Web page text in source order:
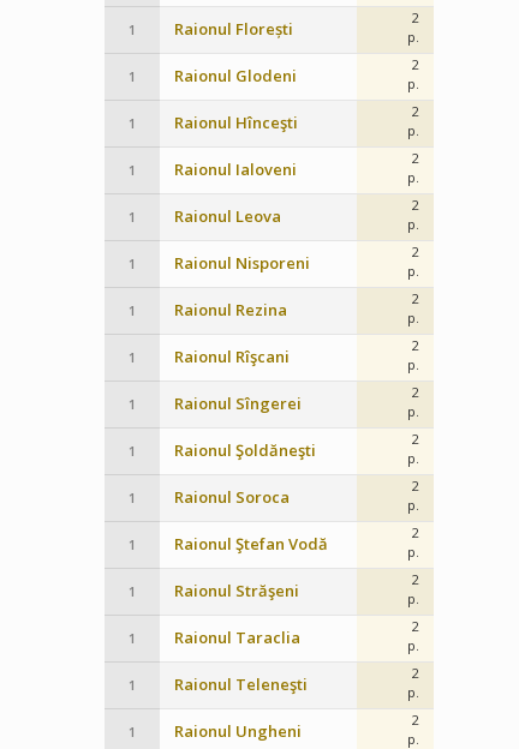
1 Raionul Florești
2
p.
1 Raionul Glodeni
2
p.
1 Raionul Hînceşti
2
p.
1 Raionul Ialoveni
2
p.
1 Raionul Leova
2
p.
1 Raionul Nisporeni
2
p.
1 Raionul Rezina
2
p.
1 Raionul Rîşcani
2
p.
1 Raionul Sîngerei
2
p.
1 Raionul Şoldăneşti
2
p.
1 Raionul Soroca
2
p.
1 Raionul Ştefan Vodă
2
p.
1 Raionul Străşeni
2
p.
1 Raionul Taraclia
2
p.
1 Raionul Teleneşti
2
p.
1 Raionul Ungheni
2
p.